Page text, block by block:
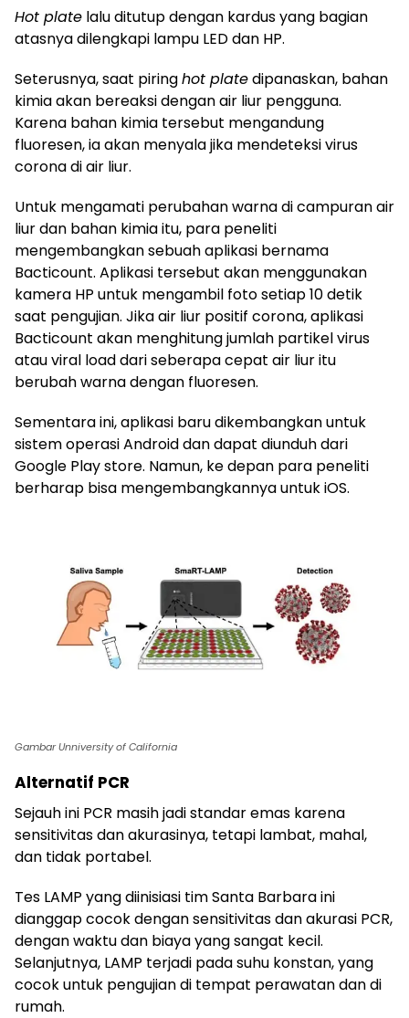
Hot plate lalu ditutup dengan kardus yang bagian
atasnya dilengkapi lampu LED dan HP.
Seterusnya, saat piringhot platedipanaskan, bahan
kimia akan bereaksi dengan air liur pengguna.
Karena bahan kimia tersebut mengandung
fluoresen, ia akan menyala jika mendeteksi virus
corona di air liur.
Untuk mengamati perubahan warna di campuran air
liur dan bahan kimia itu, para peneliti
mengembangkan sebuah aplikasi bernama
Bacticount. Aplikasi tersebut akan menggunakan
kamera HP untuk mengambil foto setiap 10 detik
saat pengujian. Jika air liur positif corona, aplikasi
Bacticount akan menghitung jumlah partikel virus
atau viral load dari seberapa cepat air liur itu
berubah warna dengan fluoresen.
Sementara ini, aplikasi baru dikembangkan untuk
sistem operasi Android dan dapat diunduh dari
Google Play store. Namun, ke depan para peneliti
berharap bisa mengembangkannya untuk iOS.
Gambar Unniversity of California
Alternatif PCR
Sejauh ini PCR masih jadi standar emas karena
sensitivitas dan akurasinya, tetapi lambat, mahal,
dan tidak portabel.
Tes LAMP yang diinisiasi tim Santa Barbara ini
dianggap cocok dengan sensitivitas dan akurasi PCR,
dengan waktu dan biaya yang sangat kecil.
Selanjutnya, LAMP terjadi pada suhu konstan, yang
cocok untuk pengujian di tempat perawatan dan di
rumah.